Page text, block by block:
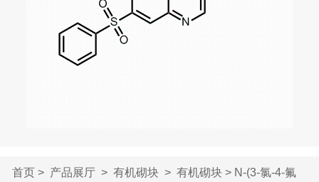
首页> 产品展厅> 有机砌块> 有机砌块> N-(3-氯-4-氟